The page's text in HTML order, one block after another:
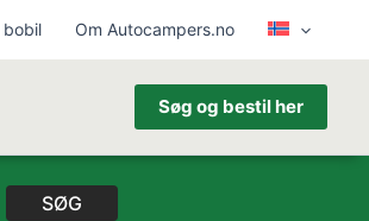
bobil Om Autocampers.no
Søg og bestil her
SØG